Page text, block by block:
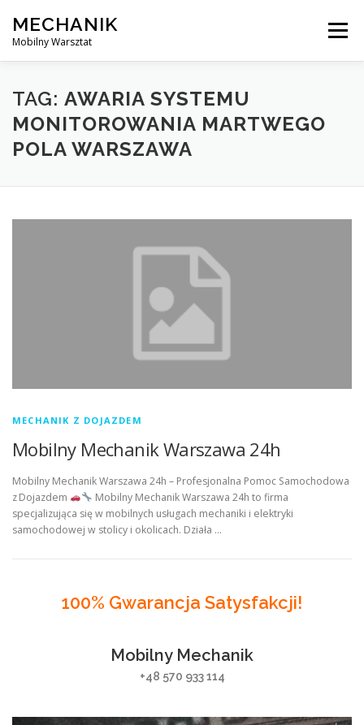
content
MECHANIK
Mobilny Warsztat
Menu
MOBILNY MECHANIK ELEKTRYK SAMOCHODOWY
BLOG KONTAKT
TAG: AWARIA SYSTEMU
MONITOROWANIA MARTWEGO
POLA WARSZAWA
MECHANIK Z DOJAZDEM
Mobilny Mechanik Warszawa 24h
Mobilny Mechanik Warszawa 24h – Profesjonalna Pomoc Samochodowa
z Dojazdem
Mobilny Mechanik Warszawa 24h to firma
specjalizująca się w mobilnych usługach mechaniki i elektryki
samochodowej w stolicy i okolicach. Działa …
100% Gwarancja Satysfakcji!
Mobilny Mechanik
+48 570 933 114